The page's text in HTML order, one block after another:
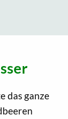
das ganze